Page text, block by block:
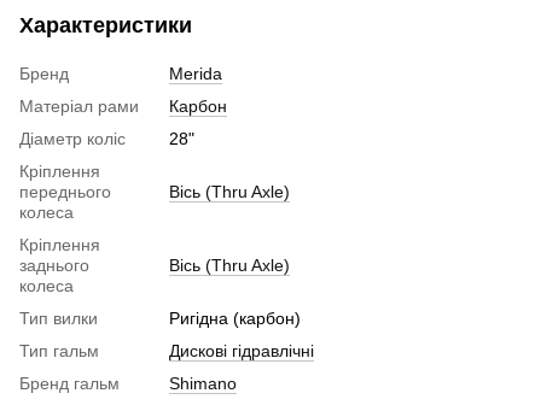
Характеристики
Бренд
Merida
Матеріал рами
Карбон
Діаметр коліс
28"
Кріплення
переднього
колеса
Вісь (Thru Axle)
Кріплення
заднього
колеса
Вісь (Thru Axle)
Тип вилки
Ригідна (карбон)
Тип гальм
Дискові гідравлічні
Бренд гальм
Shimano